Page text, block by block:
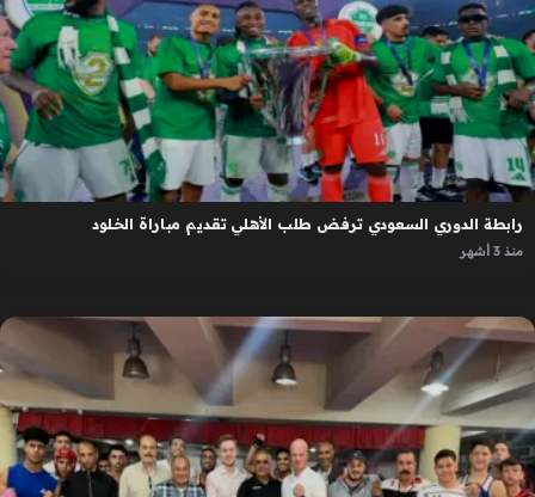
رابطة الدوري السعودي ترفض طلب الأهلي تقديم مباراة الخلود
منذ 3 أشهر